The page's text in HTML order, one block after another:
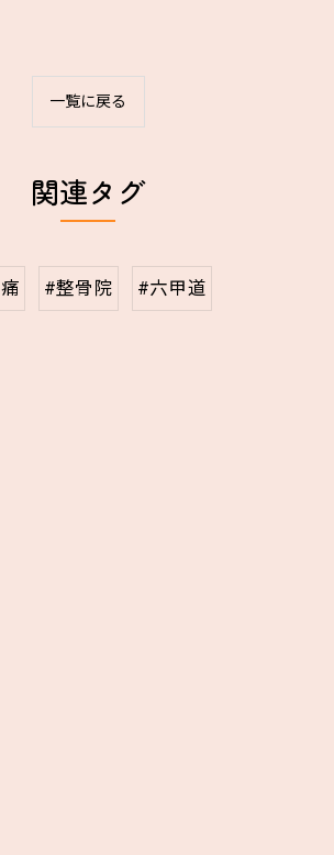
一覧に戻る
関連タグ
#整骨院 #六甲道